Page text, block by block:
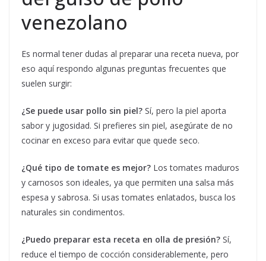
venezolano
Es normal tener dudas al preparar una receta nueva, por
eso aquí respondo algunas preguntas frecuentes que
suelen surgir:
¿Se puede usar pollo sin piel? Sí, pero la piel aporta
sabor y jugosidad. Si prefieres sin piel, asegúrate de no
cocinar en exceso para evitar que quede seco.
¿Qué tipo de tomate es mejor? Los tomates maduros
y carnosos son ideales, ya que permiten una salsa más
espesa y sabrosa. Si usas tomates enlatados, busca los
naturales sin condimentos.
¿Puedo preparar esta receta en olla de presión? Sí,
reduce el tiempo de cocción considerablemente, pero